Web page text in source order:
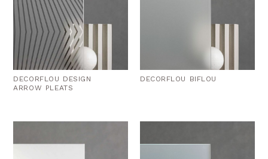
DECORFLOU DESIGN
ARROW PLEATS
DECORFLOU BIFLOU